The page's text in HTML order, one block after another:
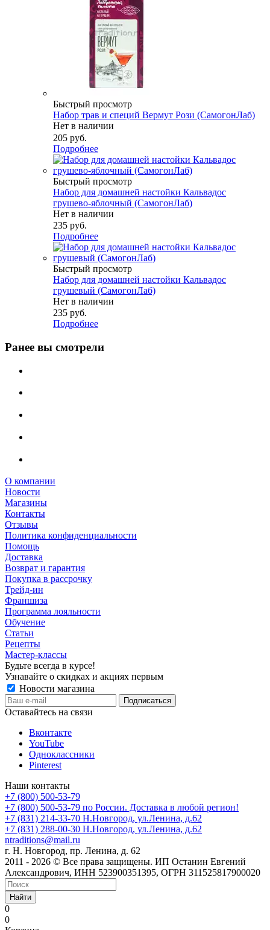
Быстрый просмотр
Набор трав и специй Вермут Рози (СамогонЛаб)
Нет в наличии
205 руб.
Подробнее
Быстрый просмотр
Набор для домашней настойки Кальвадос
грушево-яблочный (СамогонЛаб)
Нет в наличии
235 руб.
Подробнее
Быстрый просмотр
Набор для домашней настойки Кальвадос
грушевый (СамогонЛаб)
Нет в наличии
235 руб.
Подробнее
Ранее вы смотрели
О компании
Новости
Магазины
Контакты
Отзывы
Политика конфиденциальности
Помощь
Доставка
Возврат и гарантия
Покупка в рассрочку
Трейд-ин
Франшиза
Программа лояльности
Обучение
Статьи
Рецепты
Мастер-классы
Будьте всегда в курсе!
Узнавайте о скидках и акциях первым
Новости магазина
Оставайтесь на связи
Вконтакте
YouTube
Одноклассники
Pinterest
Наши контакты
+7 (800) 500-53-79
+7 (800) 500-53-79 по России. Доставка в любой регион!
+7 (831) 214-33-70 Н.Новгород, ул.Ленина, д.62
+7 (831) 288-00-30 Н.Новгород, ул.Ленина, д.62
ntraditions@mail.ru
г. Н. Новгород, пр. Ленина, д. 62
2011 - 2026 © Все права защищены. ИП Останин Евгений
Александрович, ИНН 523900351395, ОГРН 311525817900020
Найти
0
0